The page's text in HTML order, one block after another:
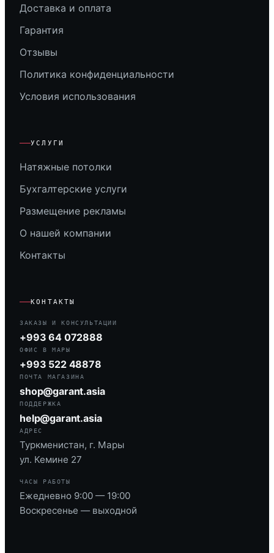
Доставка и оплата
Гарантия
Отзывы
Политика конфиденциальности
Условия использования
УСЛУГИ
Натяжные потолки
Бухгалтерские услуги
Размещение рекламы
О нашей компании
Контакты
КОНТАКТЫ
ЗАКАЗЫ И КОНСУЛЬТАЦИИ
+993 64 072888
ОФИС В МАРЫ
+993 522 48878
ПОЧТА МАГАЗИНА
shop@garant.asia
ПОДДЕРЖКА
help@garant.asia
АДРЕС
Туркменистан, г. Мары
ул. Кемине 27
ЧАСЫ РАБОТЫ
Ежедневно 9:00 — 19:00
Воскресенье — выходной